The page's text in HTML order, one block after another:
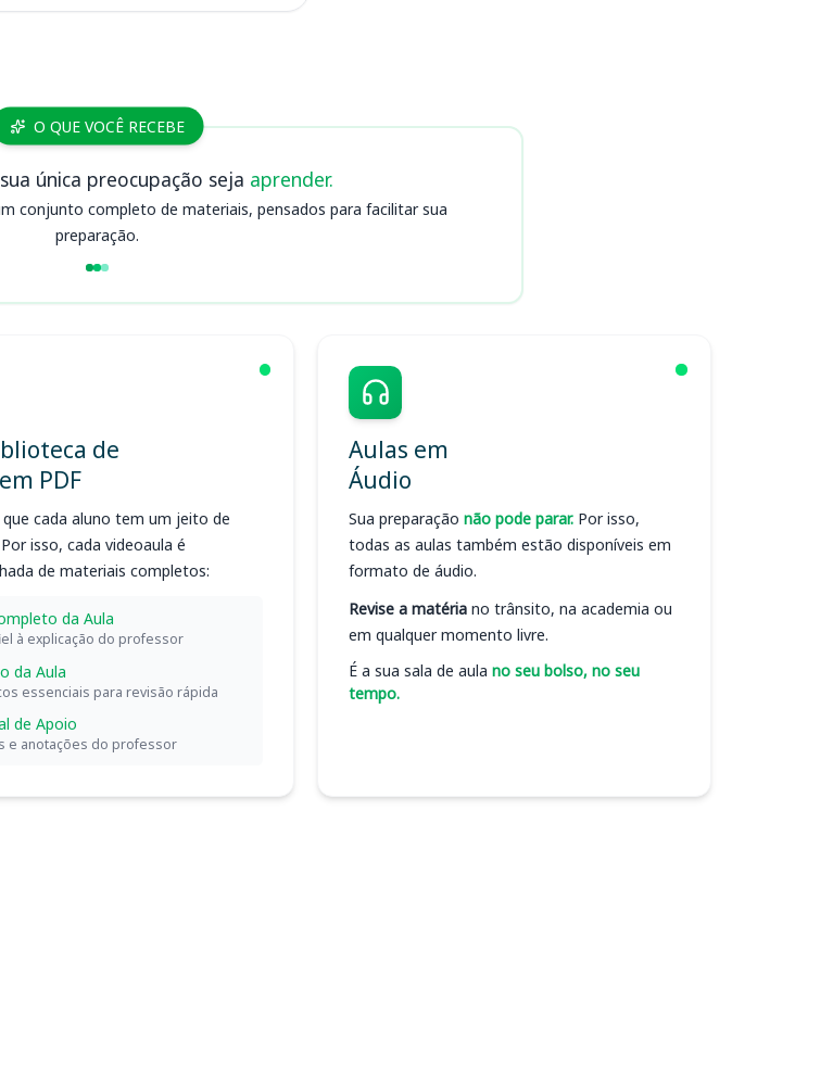
O QUE VOCÊ RECEBE
única preocupação seja aprender.
conjunto completo de materiais, pensados para facilitar sua
preparação.
de
PDF
que cada aluno tem um jeito de
isso, cada videoaula é
de materiais completos:
da Aula
à explicação do professor
da Aula
essenciais para revisão rápida
de Apoio
e anotações do professor
Aulas em
Áudio
Sua preparação não pode parar. Por isso,
todas as aulas também estão disponíveis em
formato de áudio.
Revise a matéria no trânsito, na academia ou
em qualquer momento livre.
É a sua sala de aula no seu bolso, no seu
tempo.